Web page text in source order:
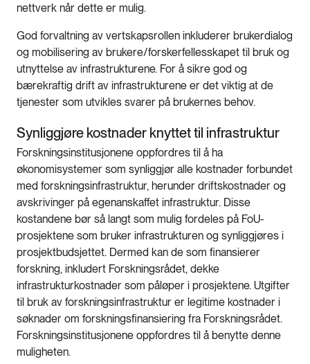
nettverk når dette er mulig.
God forvaltning av vertskapsrollen inkluderer brukerdialog
og mobilisering av brukere/forskerfellesskapet til bruk og
utnyttelse av infrastrukturene. For å sikre god og
bærekraftig drift av infrastrukturene er det viktig at de
tjenester som utvikles svarer på brukernes behov.
Synliggjøre kostnader knyttet til infrastruktur
Forskningsinstitusjonene oppfordres til å ha
økonomisystemer som synliggjør alle kostnader forbundet
med forskningsinfrastruktur, herunder driftskostnader og
avskrivinger på egenanskaffet infrastruktur. Disse
kostandene bør så langt som mulig fordeles på FoU-
prosjektene som bruker infrastrukturen og synliggjøres i
prosjektbudsjettet. Dermed kan de som finansierer
forskning, inkludert Forskningsrådet, dekke
infrastrukturkostnader som påløper i prosjektene. Utgifter
til bruk av forskningsinfrastruktur er legitime kostnader i
søknader om forskningsfinansiering fra Forskningsrådet.
Forskningsinstitusjonene oppfordres til å benytte denne
muligheten.